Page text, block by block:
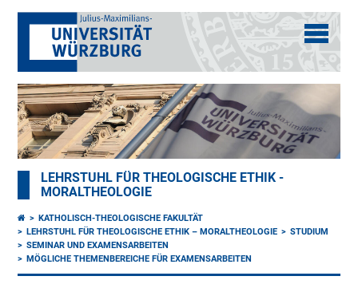
LEHRSTUHL FÜR THEOLOGISCHE ETHIK -
MORALTHEOLOGIE
KATHOLISCH-THEOLOGISCHE FAKULTÄT
LEHRSTUHL FÜR THEOLOGISCHE ETHIK – MORALTHEOLOGIE
STUDIUM
SEMINAR UND EXAMENSARBEITEN
MÖGLICHE THEMENBEREICHE FÜR EXAMENSARBEITEN